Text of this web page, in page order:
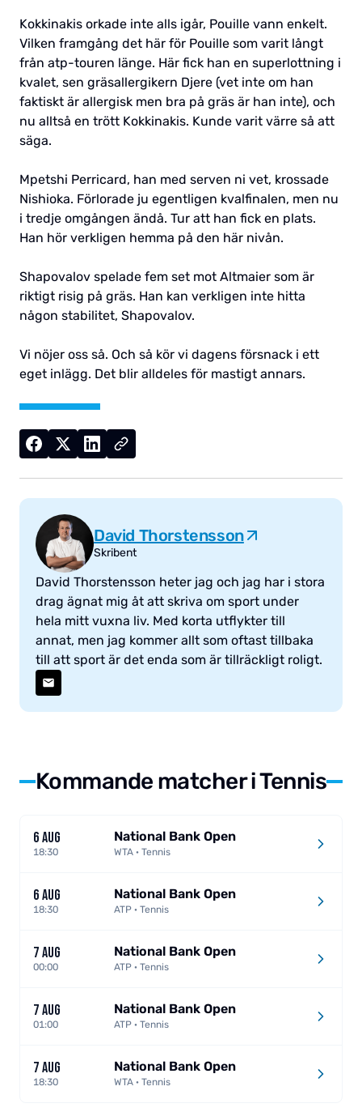
Kokkinakis orkade inte alls igår, Pouille vann enkelt.
Vilken framgång det här för Pouille som varit långt
från atp-touren länge. Här fick han en superlottning i
kvalet, sen gräsallergikern Djere (vet inte om han
faktiskt är allergisk men bra på gräs är han inte), och
nu alltså en trött Kokkinakis. Kunde varit värre så att
säga.
Mpetshi Perricard, han med serven ni vet, krossade
Nishioka. Förlorade ju egentligen kvalfinalen, men nu
i tredje omgången ändå. Tur att han fick en plats.
Han hör verkligen hemma på den här nivån.
Shapovalov spelade fem set mot Altmaier som är
riktigt risig på gräs. Han kan verkligen inte hitta
någon stabilitet, Shapovalov.
Vi nöjer oss så. Och så kör vi dagens försnack i ett
eget inlägg. Det blir alldeles för mastigt annars.
David Thorstensson
Skribent
David Thorstensson heter jag och jag har i stora
drag ägnat mig åt att skriva om sport under
hela mitt vuxna liv. Med korta utflykter till
annat, men jag kommer allt som oftast tillbaka
till att sport är det enda som är tillräckligt roligt.
Kommande matcher i Tennis
6 AUG
18:30
National Bank Open
WTA · Tennis
6 AUG
18:30
National Bank Open
ATP · Tennis
7 AUG
00:00
National Bank Open
ATP · Tennis
7 AUG
01:00
National Bank Open
ATP · Tennis
7 AUG
18:30
National Bank Open
WTA · Tennis